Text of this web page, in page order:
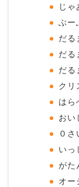
じゃ
ぶー
だる
だる
だる
ク
は
おい
０さ
いっ
が
オー